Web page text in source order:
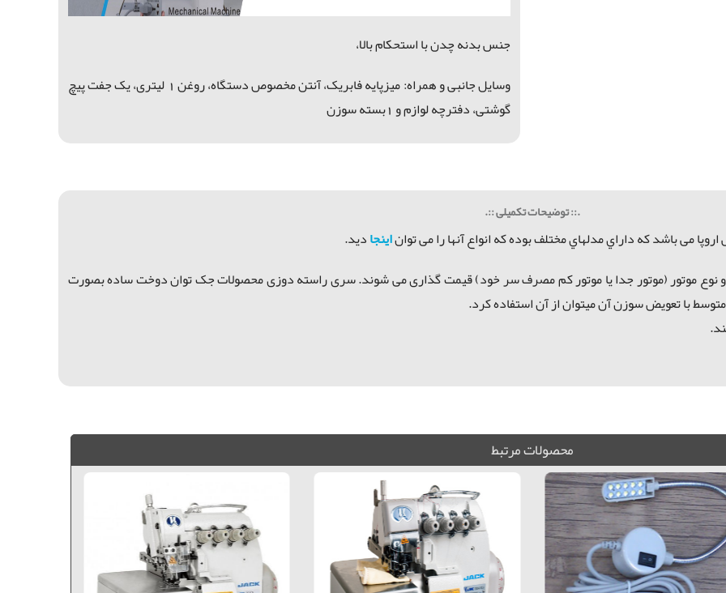
جنس بدنه چدن با استحکام بالا،
وسایل جانبی و همراه:
میزپایه فابریک، آنتن مخصوص دستگاه، روغن 1 لیتری، یک جفت پیچ
گوشتی، دفترچه لوازم و 1بسته سوزن
.:: توضیحات تکمیلی ::.
باشد که داراي مدلهاي مختلف بوده که انواع آنها را می تواناینجادید.
و نوع موتور (موتور جدا یا موتور کم مصرف سر خود) قیمت گذاری می شوند. سری راسته دوزی محصولات جک توان دوخت ساده بصورت
با تعويض سوزن آن ميتوان از آن استفاده كرد.
محصولات مرتبط